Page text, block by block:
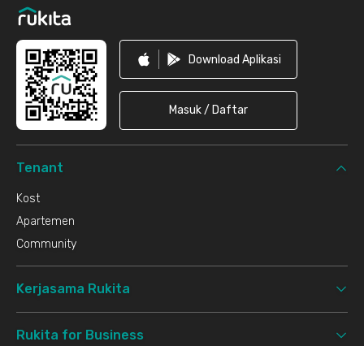
Download Aplikasi
Masuk / Daftar
Tenant
Kost
Apartemen
Community
Kerjasama Rukita
Rukita for Business